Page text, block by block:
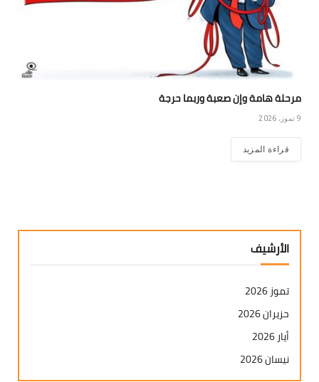
مرحلة هامة وإن صعبة وربما حرجة
9 تموز، 2026
قراءة المزيد
الأرشيف
تموز 2026
حزيران 2026
أيار 2026
نيسان 2026